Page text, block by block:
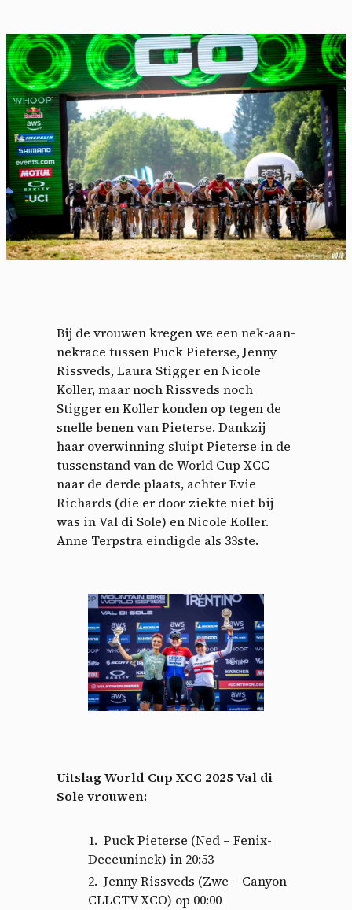
Bij de vrouwen kregen we een nek-aan-
nekrace tussen Puck Pieterse, Jenny
Rissveds, Laura Stigger en Nicole
Koller, maar noch Rissveds noch
Stigger en Koller konden op tegen de
snelle benen van Pieterse. Dankzij
haar overwinning sluipt Pieterse in de
tussenstand van de World Cup XCC
naar de derde plaats, achter Evie
Richards (die er door ziekte niet bij
was in Val di Sole) en Nicole Koller.
Anne Terpstra eindigde als 33ste.
Uitslag World Cup XCC 2025 Val di
Sole vrouwen:
Puck Pieterse (Ned – Fenix-
Deceuninck) in 20:53
Jenny Rissveds (Zwe – Canyon
CLLCTV XCO) op 00:00